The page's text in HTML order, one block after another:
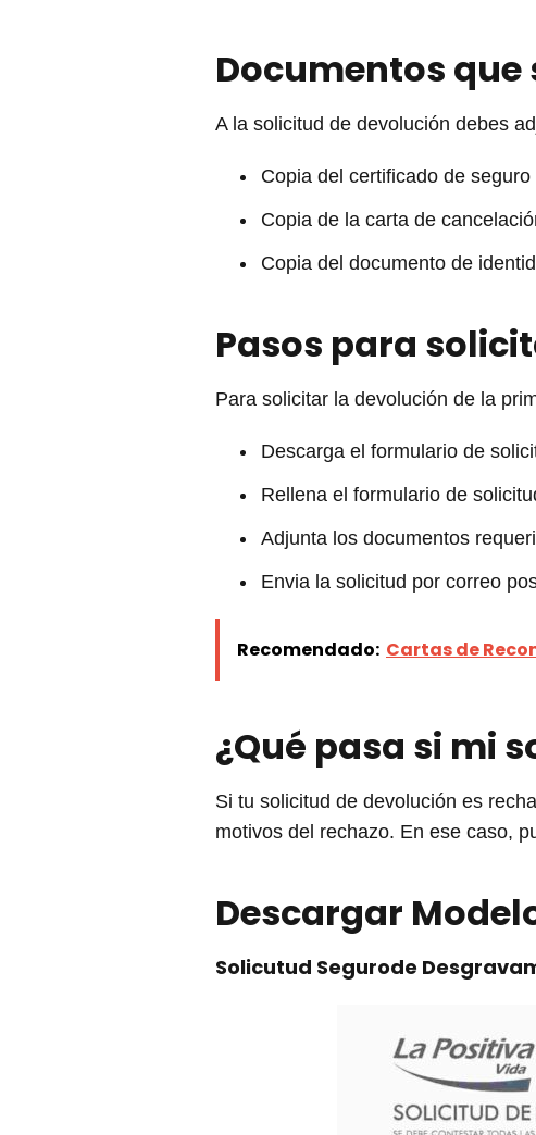
Documentos
A la solicitud de devolución debes
Copia del certificado de
Copia de la carta de
Copia del documento de
Pasos para
Para solicitar la devolución de la
Descarga el formulario de
Rellena el formulario de
Adjunta los documentos
Envia la solicitud por correo
Recomendado: Cartas de
¿Qué pasa si mi
Si tu solicitud de devolución es
motivos del rechazo. En ese caso,
Descargar
Solicutud Segurode